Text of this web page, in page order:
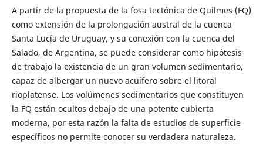
A partir de la propuesta de la fosa tectónica de Quilmes (FQ)
como extensión de la prolongación austral de la cuenca
Santa Lucía de Uruguay, y su conexión con la cuenca del
Salado, de Argentina, se puede considerar como hipótesis
de trabajo la existencia de un gran volumen sedimentario,
capaz de albergar un nuevo acuífero sobre el litoral
rioplatense. Los volúmenes sedimentarios que constituyen
la FQ están ocultos debajo de una potente cubierta
moderna, por esta razón la falta de estudios de superficie
específicos no permite conocer su verdadera naturaleza.